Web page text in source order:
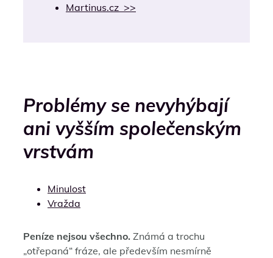
Martinus.cz >>
Problémy se nevyhýbají
ani vyšším společenským
vrstvám
Minulost
Vražda
Peníze nejsou všechno. Známá a trochu
„otřepaná“ fráze, ale především nesmírně